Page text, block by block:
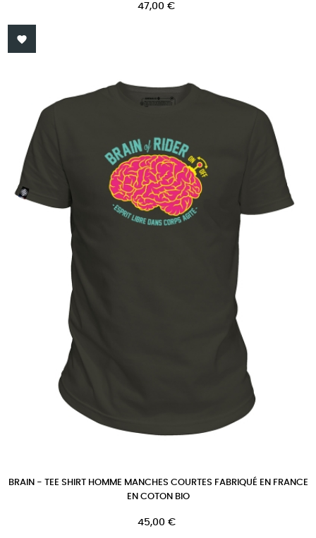
Prix
47,00 €

BRAIN - TEE SHIRT HOMME MANCHES COURTES FABRIQUÉ EN FRANCE
EN COTON BIO
Prix
45,00 €